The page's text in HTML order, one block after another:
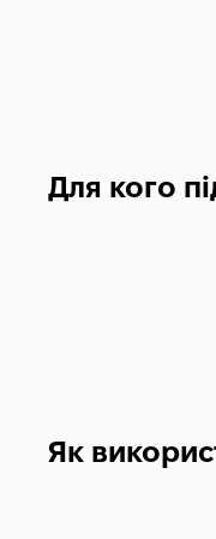
Для кого
Як